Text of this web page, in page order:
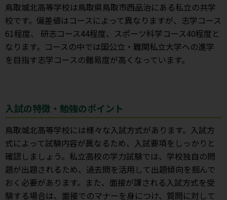
鳥取城北高等学校は鳥取県鳥取市西品治にある私立の共学
校です。偏差値はコースによって異なりますが、志学コース
61程度、 研志コース44程度、スポーツ科学コース40程度と
なります。コースの中では国公立・難関私立大学への進学
を目指す志学コースの難易度が高くなっています。
入試の特徴・勉強のポイント
鳥取城北高等学校には様々な入試方式があります。入試方
式によって試験内容が異なるため、入試要項をしっかりと
確認しましょう。私立高校の学力試験では、学校独自の問
題が出題されるため、過去問を活用して出題傾向を掴んで
おく必要があります。また、面接が課される入試方式を受
験する場合は、面接でのマナーを身につけ、質問に対して